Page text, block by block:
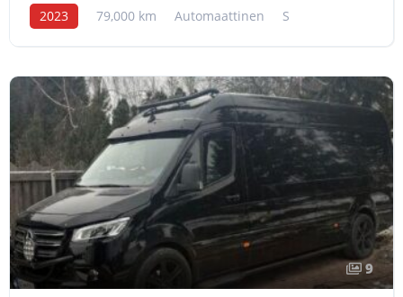
2023 79,000 km Automaattinen S
9